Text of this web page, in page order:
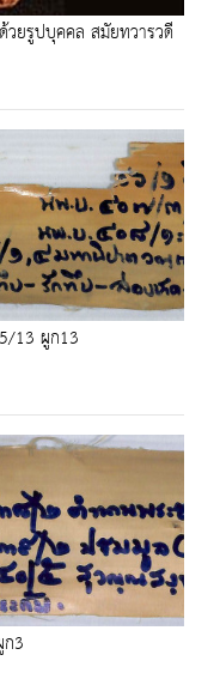
ยรูปบุคคล สมัยทวารวดี
13 ผูก13
3